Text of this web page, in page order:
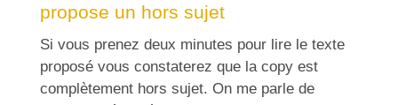
propose un hors sujet
Si vous prenez deux minutes pour lire le texte
proposé vous constaterez que la copy est
complètement hors sujet. On me parle de